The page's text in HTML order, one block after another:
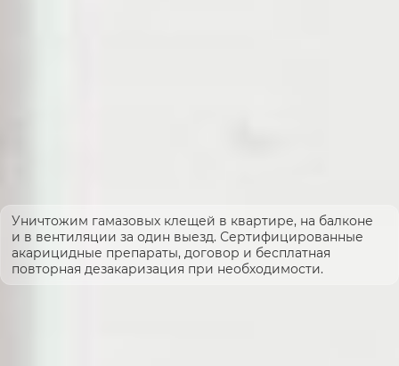
Уничтожим гамазовых клещей в квартире, на балконе
и в вентиляции за один выезд. Сертифицированные
акарицидные препараты, договор и бесплатная
повторная дезакаризация при необходимости.